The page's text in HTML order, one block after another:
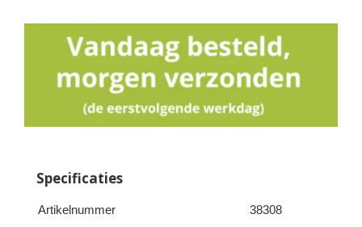
Specificaties
Artikelnummer 38308